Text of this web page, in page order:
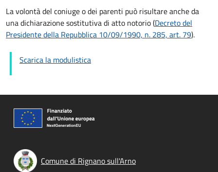
La volontà del coniuge o dei parenti può risultare anche da
una dichiarazione sostitutiva di atto notorio (Decreto del
Presidente della Repubblica 10/09/1990, n. 285, art. 79).
Scarica la modulistica
Comune di Rignano sull'Arno